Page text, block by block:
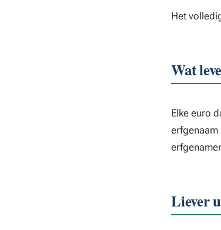
Het
Wat
Elke euro
erfgenaam
Liever